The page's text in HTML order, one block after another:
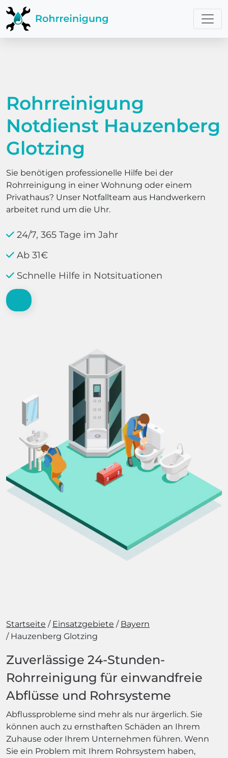
Rohrreinigung
Notdienst Hauzenberg
Glotzing
Sie benötigen professionelle Hilfe bei der
Rohrreinigung in einer Wohnung oder einem
Privathaus? Unser Notfallteam aus Handwerkern
arbeitet rund um die Uhr.
24/7, 365 Tage im Jahr
Ab 31€
Schnelle Hilfe in Notsituationen
Startseite Einsatzgebiete
Bayern
Hauzenberg Glotzing
Zuverlässige 24-Stunden-
Rohrreinigung für einwandfreie
Abflüsse und Rohrsysteme
Abflussprobleme sind mehr als nur ärgerlich. Sie
können auch zu ernsthaften Schäden an Ihrem
Zuhause oder Ihrem Unternehmen führen. Wenn
Sie ein Problem mit Ihrem Rohrsystem haben,